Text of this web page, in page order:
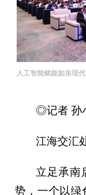
人工智能赋能如东现
◎记者 孙
江海交汇
立足承南
势，一个以绿